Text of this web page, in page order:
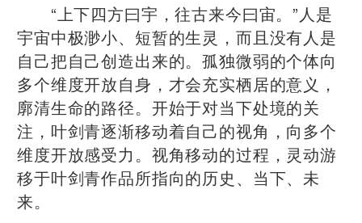
“上下四方曰宇，往古来今曰宙。”人是
宇宙中极渺小、短暂的生灵，而且没有人是
自己把自己创造出来的。孤独微弱的个体向
多个维度开放自身，才会充实栖居的意义，
廓清生命的路径。开始于对当下处境的关
注，叶剑青逐渐移动着自己的视角，向多个
维度开放感受力。视角移动的过程，灵动游
移于叶剑青作品所指向的历史、当下、未
来。